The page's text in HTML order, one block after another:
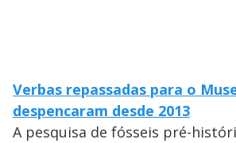
Verbas repassadas para o
despencaram desde 2013
A pesquisa de fósseis pré-